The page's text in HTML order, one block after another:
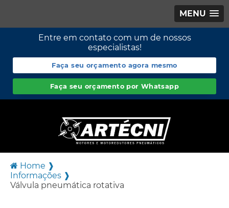
MENU
Entre em contato com um de nossos
especialistas!
Faça seu orçamento agora mesmo
Faça seu orçamento por Whatsapp
Home ❱
Informações ❱
Válvula pneumática rotativa